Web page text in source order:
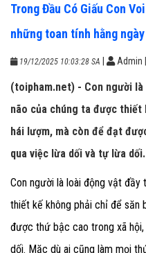
Trong Đầu Có Giấu Con
những toan tính hằng ngày
19/12/2025 10:03:28 SA Admin
(toipham.net) - Con người
não của chúng ta được thiết
hái lượm, mà còn để đạt
qua việc lừa dối và tự lừa dối.
Con người là loài động vật đầy
thiết kế không phải chỉ để săn
được thứ bậc cao trong xã
dối. Mặc dù ai cũng làm mọi